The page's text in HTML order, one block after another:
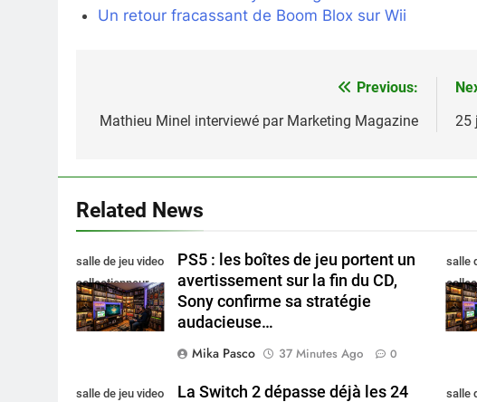
Un retour fracassant de Boom Blox sur Wii
de
Previous:
Mathieu Minel interviewé par Marketing Magazine
25
Related News
salle de jeu video
collectionneur
PS5 : les boîtes de jeu portent un
avertissement sur la fin du CD,
Sony confirme sa stratégie
audacieuse…
Mika Pasco
37 Minutes Ago 0
salle
salle de jeu video
La Switch 2 dépasse déjà les 24
salle